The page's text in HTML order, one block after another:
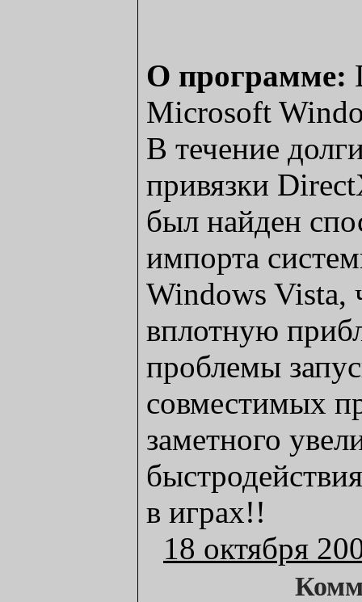
О программе:
Microsoft
В течение
привязки
был найден
импорта
Windows Vista,
вплотную
проблемы
совместимых
заметного
в играх!!
18 октября